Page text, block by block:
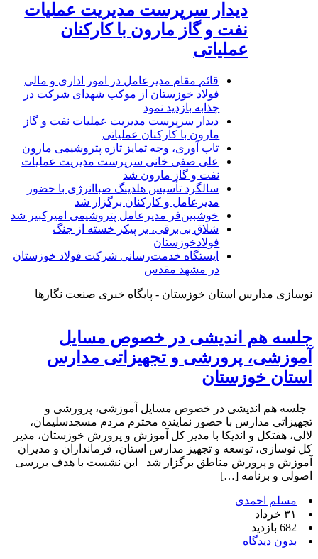
دیدار سرپرست مدیریت عملیات
نفت و گاز مارون با کارکنان
عملیاتی
قائم مقام مدیرعامل در امور اداری و مالی
فولاد خوزستان از موکب شهدای شرکت در
چذابه بازدید نمود
دیدار سرپرست مدیریت عملیات نفت و گاز
مارون با کارکنان عملیاتی
تاب آوری، وجه تمایز تازه پتروشیمی مارون
علی صفی خانی سرپرست مدیریت عملیات
نفت و گاز مارون شد
سالگرد تأسیس هلدینگ صباانرژی با حضور
مدیرعامل و کارکنان برگزار شد
خوشبین‌فر مدیرعامل پتروشیمی امیرکبیر شد
شلاق‌ بی‌برقی، بر پیکر خسته‌ از جنگ
فولادخوزستان
ایستگاه خدمت‌رسانی شرکت فولاد خوزستان
در مشهد مقدس
نوسازی مدارس استان خوزستان - پایگاه خبری صنعت نگارها
جلسه هم اندیشی در خصوص مسایل
آموزشی، پرورشی و تجهیزاتی مدارس
استان خوزستان
جلسه هم اندیشی در خصوص مسایل آموزشی، پرورشی و
تجهیزاتی مدارس با حضور نماینده محترم مردم مسجدسلیمان،
لالی، هفتکل و اندیکا با مدیر کل آموزش و پرورش خوزستان، مدیر
کل نوسازی، توسعه و تجهیز مدارس استان، فرمانداران و مدیران
آموزش و پرورش مناطق برگزار شد این نشست با هدف بررسی
اصولی و برنامه […]
مسلم احمدی
۳۱ خرداد
682 بازدید
بدون دیدگاه